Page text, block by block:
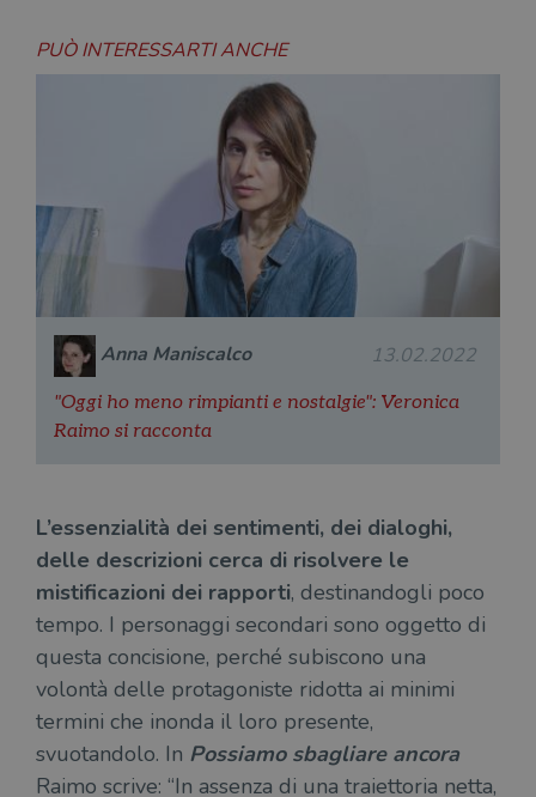
PUÒ INTERESSARTI ANCHE
Anna Maniscalco 13.02.2022
"Oggi ho meno rimpianti e nostalgie": Veronica
Raimo si racconta
L’essenzialità dei sentimenti, dei dialoghi,
delle descrizioni cerca di risolvere le
mistificazioni dei rapporti, destinandogli poco
tempo. I personaggi secondari sono oggetto di
questa concisione, perché subiscono una
volontà delle protagoniste ridotta ai minimi
termini che inonda il loro presente,
svuotandolo. In Possiamo sbagliare ancora
Raimo scrive: “In assenza di una traiettoria netta,